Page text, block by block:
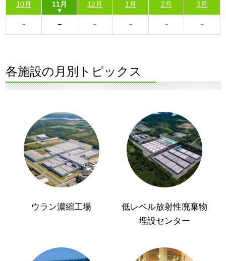
10月 11月 12月 1月 2月 3月
各施設の月別トピックス
ウラン濃縮工場
低レベル放射性廃棄物
埋設センター